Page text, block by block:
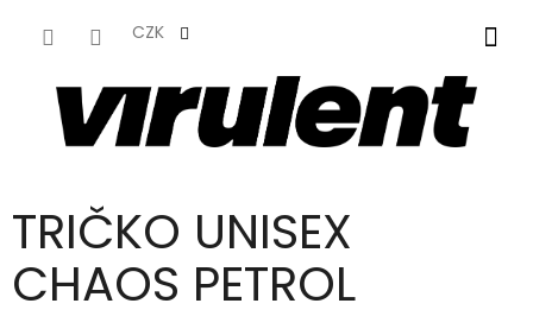
CZK
NÁKUPNÍ
KOŠÍK
TRIČKO UNISEX
CHAOS PETROL